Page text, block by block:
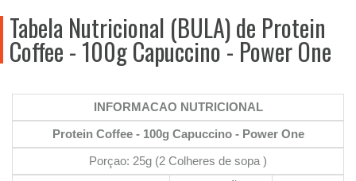
Tabela Nutricional (BULA) de Protein
Coffee - 100g Capuccino - Power One
INFORMACAO NUTRICIONAL
Protein Coffee - 100g Capuccino - Power One
Porçao: 25g (2 Colheres de sopa )